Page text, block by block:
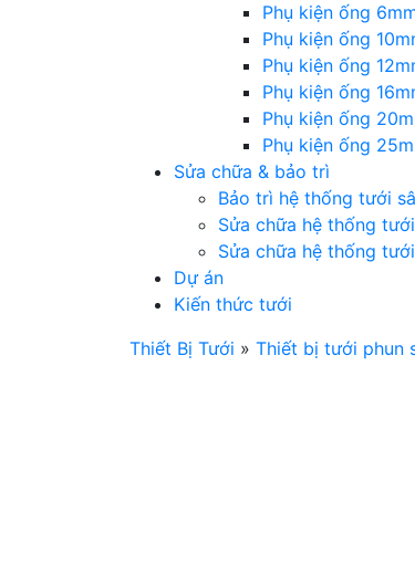
Phụ kiện ống
Phụ kiện ống
Phụ kiện ống
Phụ kiện ống
Phụ kiện ống
Phụ kiện ống
Sửa chữa & bảo trì
Bảo trì hệ thống tưới
Sửa chữa hệ thống
Sửa chữa hệ thống
Dự án
Kiến thức tưới
Thiết Bị Tưới » Thiết bị tưới phun